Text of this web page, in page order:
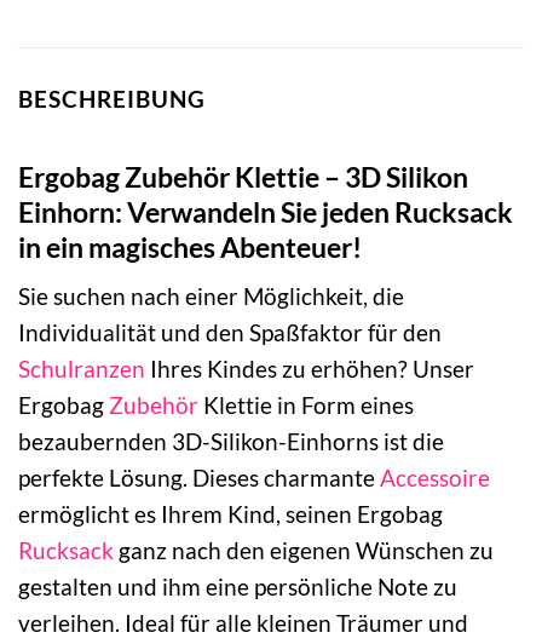
BESCHREIBUNG
Ergobag Zubehör Klettie – 3D Silikon
Einhorn: Verwandeln Sie jeden Rucksack
in ein magisches Abenteuer!
Sie suchen nach einer Möglichkeit, die
Individualität und den Spaßfaktor für den
Schulranzen Ihres Kindes zu erhöhen? Unser
Ergobag Zubehör Klettie in Form eines
bezaubernden 3D-Silikon-Einhorns ist die
perfekte Lösung. Dieses charmanteAccessoire
ermöglicht es Ihrem Kind, seinen Ergobag
Rucksack ganz nach den eigenen Wünschen zu
gestalten und ihm eine persönliche Note zu
verleihen. Ideal für alle kleinen Träumer und